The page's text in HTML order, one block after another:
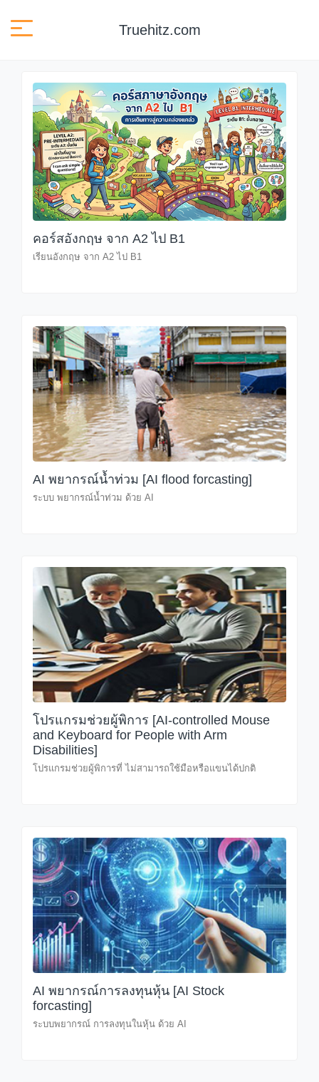
Truehitz.com
คอร์สอังกฤษ จาก A2 ไป B1
เรียนอังกฤษ จาก A2 ไป B1
AI พยากรณ์น้ำท่วม [AI flood forcasting]
ระบบ พยากรณ์น้ำท่วม ด้วย AI
โปรแกรมช่วยผู้พิการ [AI-controlled Mouse
and Keyboard for People with Arm
Disabilities]
โปรแกรมช่วยผู้พิการที่ ไม่สามารถใช้มือหรือแขนได้ปกติ
AI พยากรณ์การลงทุนหุ้น [AI Stock
forcasting]
ระบบพยากรณ์ การลงทุนในหุ้น ด้วย AI